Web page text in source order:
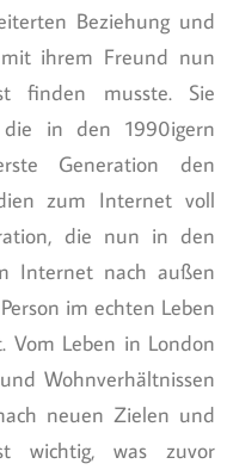
Beziehung und
ihrem Freund nun
finden musste. Sie
in den 1990igern
Generation den
zum Internet voll
die nun in den
Internet nach außen
im echten Leben
Vom Leben in London
Wohnverhältnissen
neuen Zielen und
wichtig, was zuvor